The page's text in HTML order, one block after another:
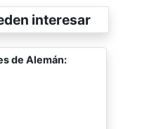
interesar
de Alemán: